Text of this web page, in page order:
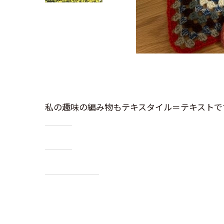
私の趣味の編み物もテキスタイル＝テキスト